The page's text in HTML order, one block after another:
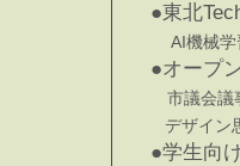
●東北
AI機械
●オープ
市議会議
デザイン
●学生向